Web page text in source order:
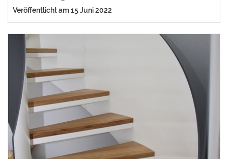
Veröffentlicht am 15 Juni 2022